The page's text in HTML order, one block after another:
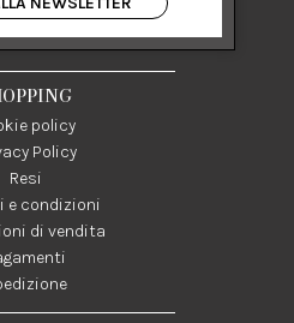
Italia
policy
Policy
Resi
e condizioni
di vendita